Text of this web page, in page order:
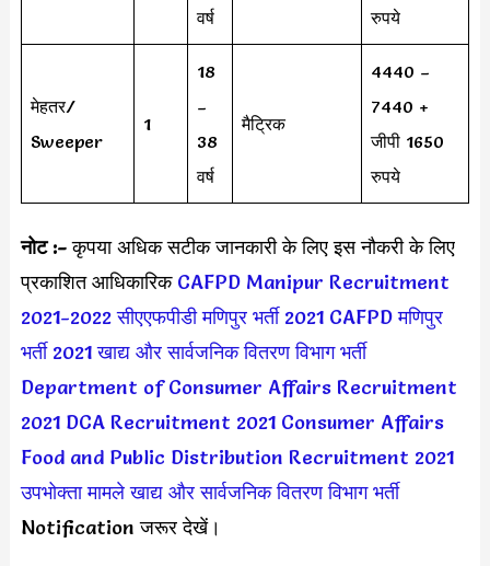
वर्ष
रुपये
मेहतर/
Sweeper
1
18
–
38
वर्ष
मैट्रिक
4440 –
7440 +
जीपी 1650
रुपये
नोट :-कृपया अधिक सटीक जानकारी के लिए इस नौकरी के लिए
प्रकाशित आधिकारिक CAFPD Manipur Recruitment
2021-2022 सीएएफपीडी मणिपुर भर्ती 2021 CAFPD मणिपुर
भर्ती 2021 खाद्य और सार्वजनिक वितरण विभाग भर्ती
Department of Consumer Affairs Recruitment
2021 DCA Recruitment 2021 Consumer Affairs
Food and Public Distribution Recruitment 2021
उपभोक्ता मामले खाद्य और सार्वजनिक वितरण विभाग भर्ती
Notification जरूर देखें।